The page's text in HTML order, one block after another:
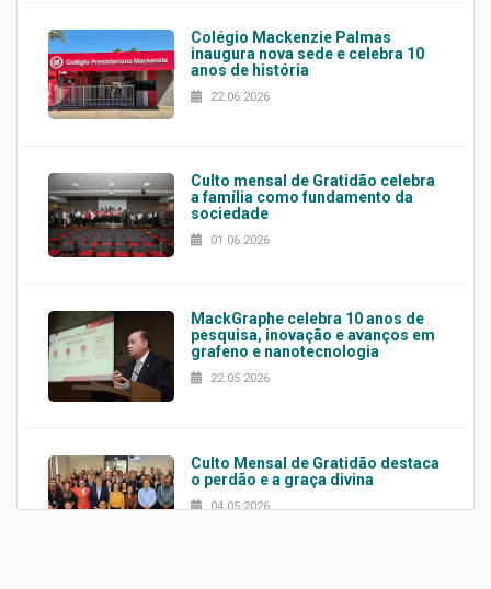
Colégio Mackenzie Palmas
inaugura nova sede e celebra 10
anos de história
22.06.2026
Culto mensal de Gratidão celebra
a família como fundamento da
sociedade
01.06.2026
MackGraphe celebra 10 anos de
pesquisa, inovação e avanços em
grafeno e nanotecnologia
22.05.2026
Culto Mensal de Gratidão destaca
o perdão e a graça divina
04.05.2026